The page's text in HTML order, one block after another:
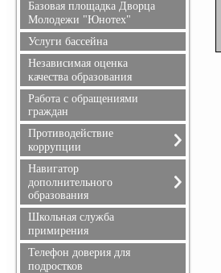
Образовательные
программы
Педагоги
Материально-техническая
база
Мероприятия
Взаимодействие с
образовательными
организациями
Обратная связь (контакты,
социальные сети)
Достижения и результаты
обучающихся
Базовая площадка Дворца
Молодежи "Юнотех"
Услуги бассейна
Независимая оценка
качества образования
Работа с обращениями
граждан
Противодействие
коррупции
Обращение руководителя
Телефоны доверия
Документы
Противодействие
коррупции
Навигатор
дополнительного
образования
Информация для родителей
Школьная служба
примирения
Телефон доверия для
подростков